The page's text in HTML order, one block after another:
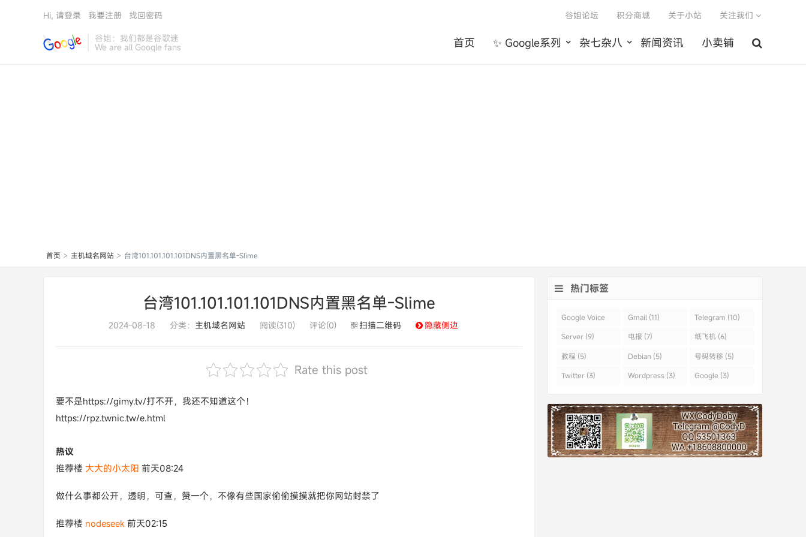
谷姐：我们都是谷歌迷
We are all Google fans 首页 ✨ Google系列 杂七杂八 新闻资讯 小卖铺
谷姐论坛 积分商城 关于小站 关注我们
Hi, 请登录 我要注册 找回密码
首页 > 主机域名网站 > 台湾101.101.101.101DNS内置黑名单-Slime
台湾101.101.101.101DNS内置黑名单-Slime
2024-08-18 分类： 主机域名网站 阅读(310) 评论(0) 扫描二维码 隐藏侧边
Rate this post
要不是https://gimy.tv/打不开，我还不知道这个！
https://rpz.twnic.tw/e.html
热议
推荐楼 大大的小太阳 前天08:24
做什么事都公开，透明，可查，赞一个，不像有些国家偷偷摸摸就把你网站封禁了
推荐楼 nodeseek 前天02:15
热门标签
Google Voice
(43)
Gmail (11) Telegram (10)
Server (9) 电报 (7) 纸飞机 (6)
教程 (5) Debian (5) 号码转移 (5)
Twitter (3) Wordpress (3) Google (3)